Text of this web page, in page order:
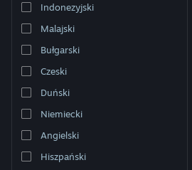
Indonezyjski
Malajski
Bułgarski
Czeski
Duński
Niemiecki
Angielski
Hiszpański